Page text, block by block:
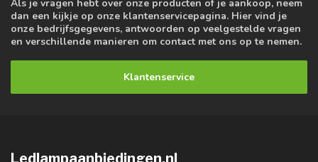
Als je vragen hebt over onze producten of je aankoop, neem
dan een kijkje op onze klantenservicepagina. Hier vind je
onze bedrijfsgegevens, antwoorden op veelgestelde vragen
en verschillende manieren om contact met ons op te nemen.
Klantenservice
Ledlampaanbiedingen.nl